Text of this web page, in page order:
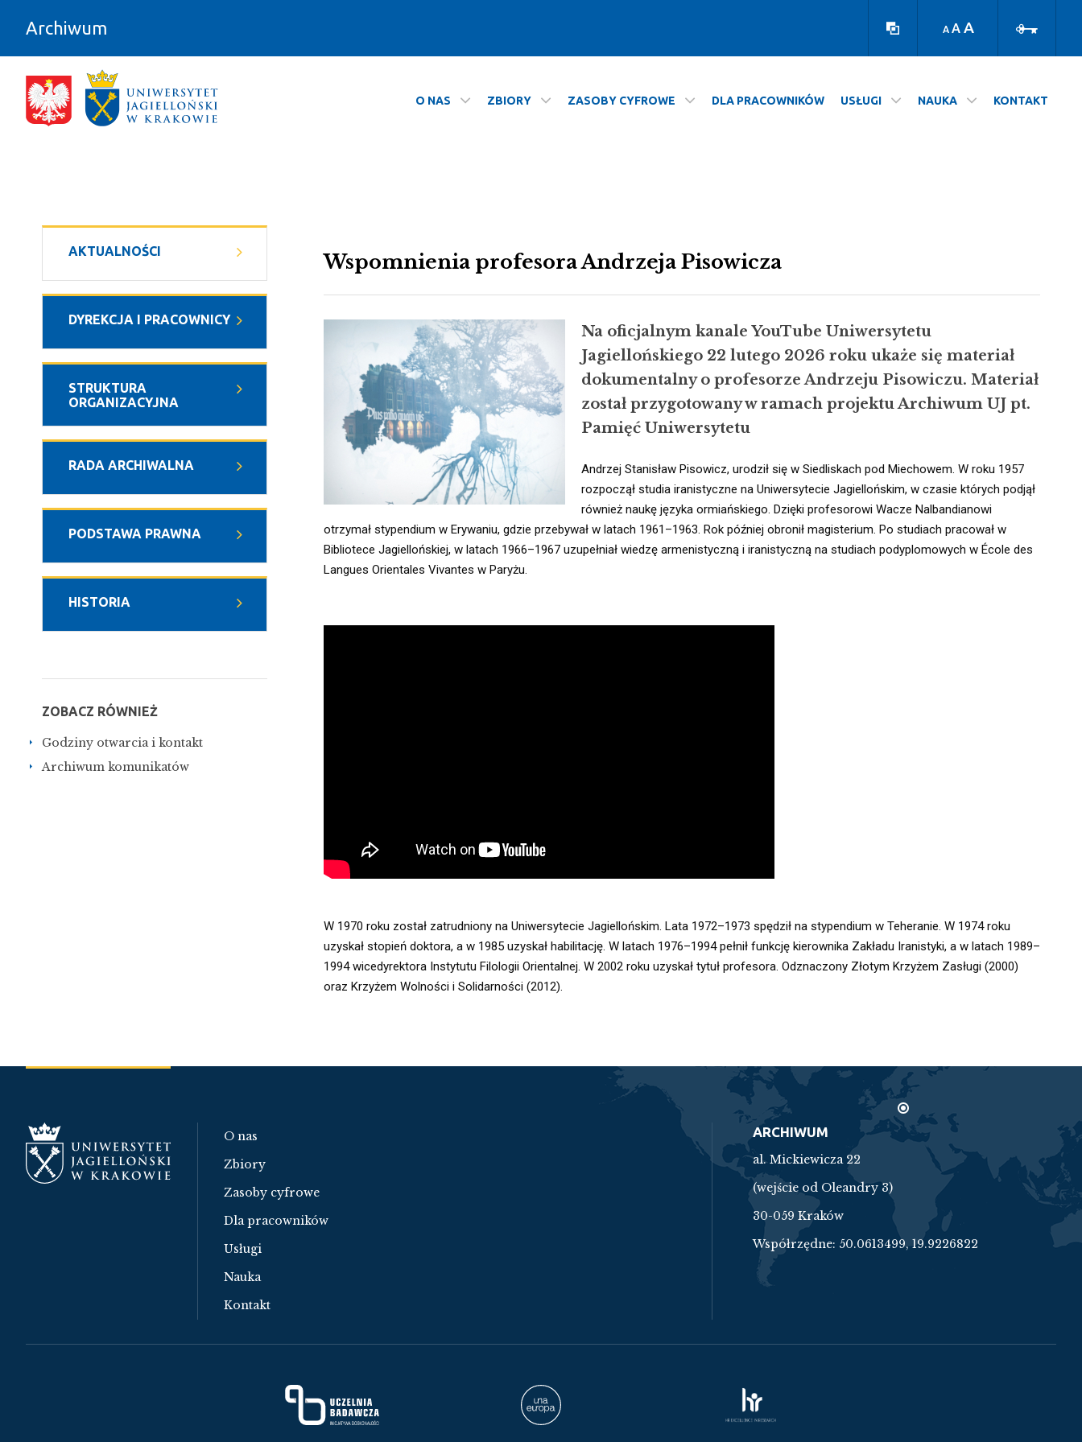
Archiwum
A A A
O NAS ZBIORY ZASOBY CYFROWE DLA PRACOWNIKÓW USŁUGI NAUKA KONTAKT
AKTUALNOŚCI
DYREKCJA I PRACOWNICY
STRUKTURA
ORGANIZACYJNA
RADA ARCHIWALNA
PODSTAWA PRAWNA
HISTORIA
ZOBACZ RÓWNIEŻ
Godziny otwarcia i kontakt
Archiwum komunikatów
Wspomnienia profesora Andrzeja Pisowicza
Na oficjalnym kanale YouTube Uniwersytetu
Jagiellońskiego 22 lutego 2026 roku ukaże się materiał
dokumentalny o profesorze Andrzeju Pisowiczu. Materiał
został przygotowany w ramach projektu Archiwum UJ pt.
Pamięć Uniwersytetu
Andrzej Stanisław Pisowicz, urodził się w Siedliskach pod Miechowem. W roku 1957
rozpoczął studia iranistyczne na Uniwersytecie Jagiellońskim, w czasie których podjął
również naukę języka ormiańskiego. Dzięki profesorowi Wacze Nalbandianowi
otrzymał stypendium w Erywaniu, gdzie przebywał w latach 1961–1963. Rok później obronił magisterium. Po studiach pracował w
Bibliotece Jagiellońskiej, w latach 1966–1967 uzupełniał wiedzę armenistyczną i iranistyczną na studiach podyplomowych w École des
Langues Orientales Vivantes w Paryżu.
W 1970 roku został zatrudniony na Uniwersytecie Jagiellońskim. Lata 1972–1973 spędził na stypendium w Teheranie. W 1974 roku
uzyskał stopień doktora, a w 1985 uzyskał habilitację. W latach 1976–1994 pełnił funkcję kierownika Zakładu Iranistyki, a w latach 1989–
1994 wicedyrektora Instytutu Filologii Orientalnej. W 2002 roku uzyskał tytuł profesora. Odznaczony Złotym Krzyżem Zasługi (2000)
oraz Krzyżem Wolności i Solidarności (2012).
O nas
Zbiory
Zasoby cyfrowe
Dla pracowników
Usługi
Nauka
Kontakt
ARCHIWUM
al. Mickiewicza 22
(wejście od Oleandry 3)
30-059 Kraków
Współrzędne: 50.0613499, 19.9226822